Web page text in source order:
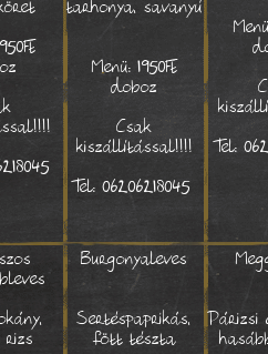
tarhonya, savanyú
Menü: 1950Ft
doboz
Csak
kiszállítással!!!!
Tel: 06206218045
Tel:
Burgonyaleves
Sertéspaprikás,
fött tészta
Párizsi